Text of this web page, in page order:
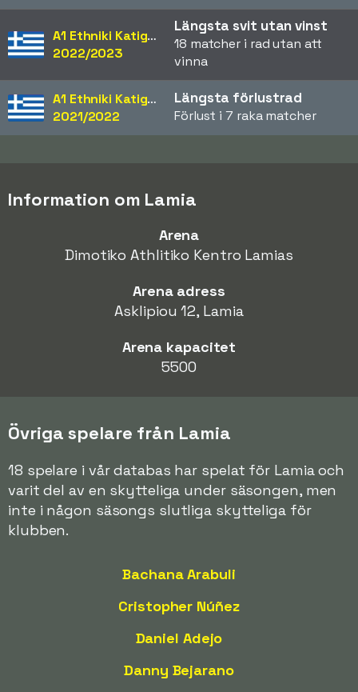
A1 Ethniki Katigoria
2022/2023
Längsta svit utan vinst
18 matcher i rad utan att
vinna
A1 Ethniki Katigoria
2021/2022
Längsta förlustrad
Förlust i 7 raka matcher
Information om Lamia
Arena
Dimotiko Athlitiko Kentro Lamias
Arena adress
Asklipiou 12, Lamia
Arena kapacitet
5500
Övriga spelare från Lamia
18 spelare i vår databas har spelat för Lamia och
varit del av en skytteliga under säsongen, men
inte i någon säsongs slutliga skytteliga för
klubben.
Bachana Arabuli
Cristopher Núñez
Daniel Adejo
Danny Bejarano